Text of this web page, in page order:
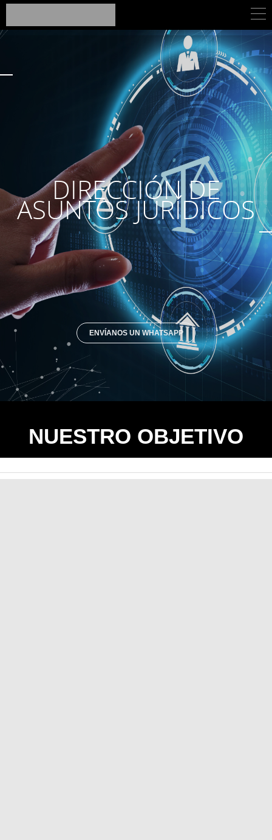
DIRECCIÓN DE
ASUNTOS JURÍDICOS
ENVÍANOS UN WHATSAPP
NUESTRO OBJETIVO